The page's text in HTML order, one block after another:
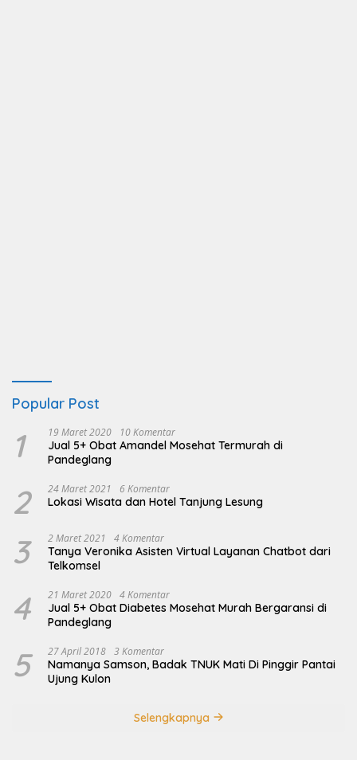
Popular Post
1 19 Maret 2020 10 Komentar
Jual 5+ Obat Amandel Mosehat Termurah di
Pandeglang
2 24 Maret 2021 6 Komentar
Lokasi Wisata dan Hotel Tanjung Lesung
3 2 Maret 2021 4 Komentar
Tanya Veronika Asisten Virtual Layanan Chatbot dari
Telkomsel
4 21 Maret 2020 4 Komentar
Jual 5+ Obat Diabetes Mosehat Murah Bergaransi di
Pandeglang
5 27 April 2018 3 Komentar
Namanya Samson, Badak TNUK Mati Di Pinggir Pantai
Ujung Kulon
Selengkapnya